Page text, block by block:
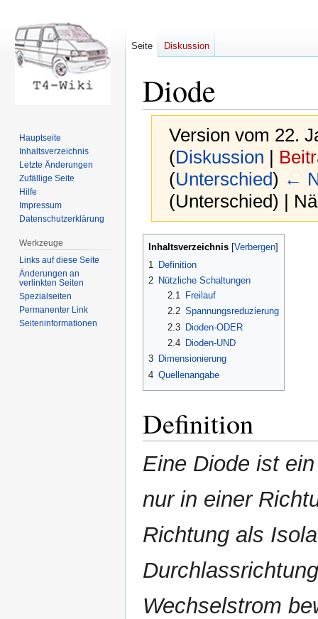
Diode
Version vom 22.
(Diskussion |
(Unterschied) ←
(Unterschied) |
Zur
Zur
Inhaltsverzeichnis
1
Definition
2 Nützliche Schaltungen
2.1
Freilauf
2.2 Spannungsreduzierung
2.3 Dioden-ODER
2.4
Dioden-UND
3 Dimensionierung
4 Quellenangabe
Definition
Eine Diode ist
nur in einer
Richtung als
Wechselstrom
Seite Diskussion
Hauptseite
Inhaltsverzeichnis
Letzte Änderungen
Zufällige Seite
Hilfe
Impressum
Datenschutzerklärung
Werkzeuge
Links auf diese Seite
Änderungen an
verlinkten Seiten
Spezialseiten
Permanenter Link
Seiten­informationen